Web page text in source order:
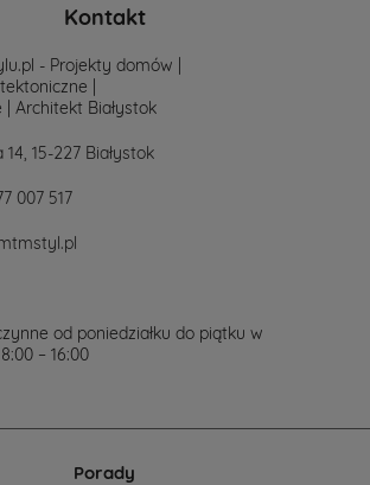
Kontakt
- Projekty domów |
|
| Architekt Białystok
14, 15-227 Białystok
007 517
od poniedziałku do piątku w
– 16:00
Porady